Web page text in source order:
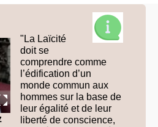
"La Laïcité
doit se
comprendre comme
l’édification d’un
monde commun aux
hommes sur la base de
leur égalité et de leur
liberté de conscience,